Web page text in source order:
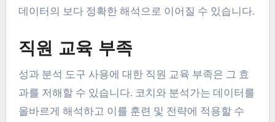
데이터의 보다 정확한 해석으로 이어질 수 있습니다.
직원 교육 부족
성과 분석 도구 사용에 대한 직원 교육 부족은 그 효
과를 저해할 수 있습니다. 코치와 분석가는 데이터를
올바르게 해석하고 이를 훈련 및 전략에 적용할 수